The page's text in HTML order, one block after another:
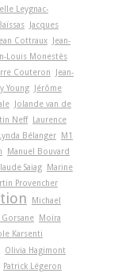
Leygnac-
Jacques
Jean Cottraux
Jean-
Louis Monestès
Couteron
Jean-
Young
Jérôme
Jolande van de
Neff
Laurence
Lynda Bélanger
M1
Manuel Bouvard
Saiag
Marine
Provencher
Michael
Moïra
Karsenti
Olivia Hagimont
Patrick Légeron